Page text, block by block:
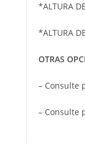
*ALTURA
*ALTURA
OTRAS
– Consulte
– Consulte